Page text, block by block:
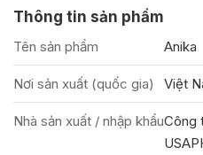
Thông tin sản phẩm
Tên sản phẩm Anika
Nơi sản xuất (quốc gia) Việt
Nhà sản xuất / nhập khẩuCông